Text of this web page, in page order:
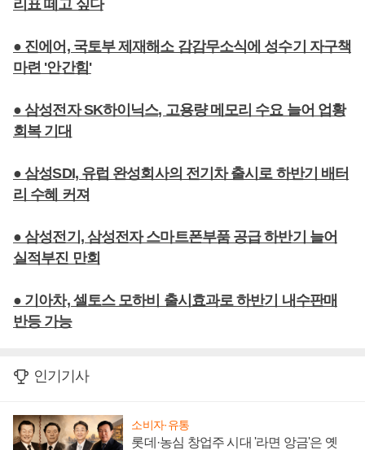
리표 떼고 싶다
● 진에어, 국토부 제재해소 감감무소식에 성수기 자구책
마련 '안간힘'
● 삼성전자 SK하이닉스, 고용량 메모리 수요 늘어 업황
회복 기대
● 삼성SDI, 유럽 완성회사의 전기차 출시로 하반기 배터
리 수혜 커져
● 삼성전기, 삼성전자 스마트폰부품 공급 하반기 늘어
실적부진 만회
● 기아차, 셀토스 모하비 출시효과로 하반기 내수판매
반등 가능
인기기사
소비자·유통
롯데·농심 창업주 시대 '라면 앙금'은 옛